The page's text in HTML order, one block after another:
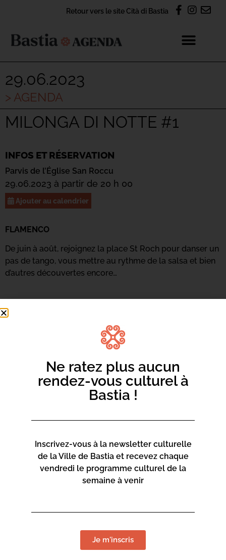
Retour vers le site Cità di Bastia
29.06.2023
> AGENDA
MILONGA DI NOTTE #1
INFOS ET RÉSERVATION
Parvis de l’Église San Roccu
29.06.2023 à partir de 20 h 00
Ajouter au calendrier
FLAMENCO
De juin à août, rejoignez la place St Roch pour danser un
pas de tango, vous mettre au rythme de la salsa et bien
d’autres découvertes encore…
Ne ratez plus aucun
rendez-vous culturel à
Bastia !
Inscrivez-vous à la newsletter culturelle
de la Ville de Bastia et recevez chaque
vendredi le programme culturel de la
semaine à venir
Je m'inscris